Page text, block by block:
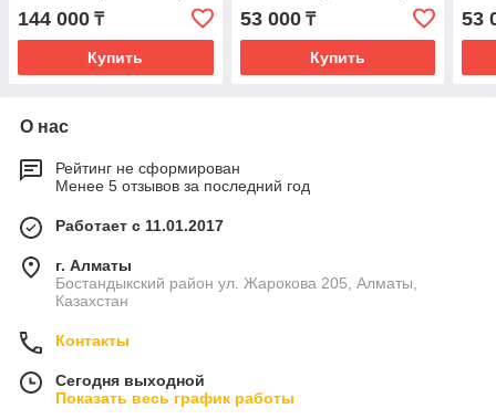
144 000 ₸
Купить
53 000₸
Купить
53
О нас
Рейтинг не сформирован
Менее 5 отзывов за последний год
Работает с 11.01.2017
г. Алматы
Бостандыкский район ул. Жарокова 205, Алматы,
Казахстан
Контакты
Сегодня выходной
Показать весь график работы